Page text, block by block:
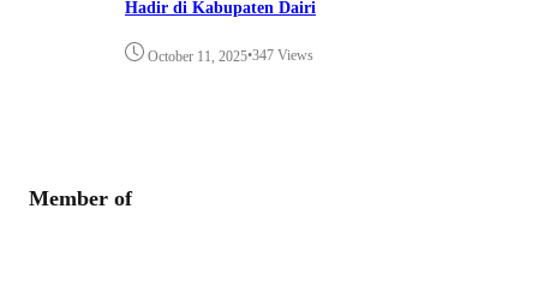
Hadir di Kabupaten Dairi
October 11, 2025•347 Views
Member of